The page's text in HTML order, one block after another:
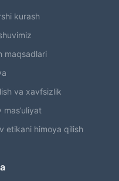
kurash
maqsadlari
va xavfsizlik
etikani himoya qilish